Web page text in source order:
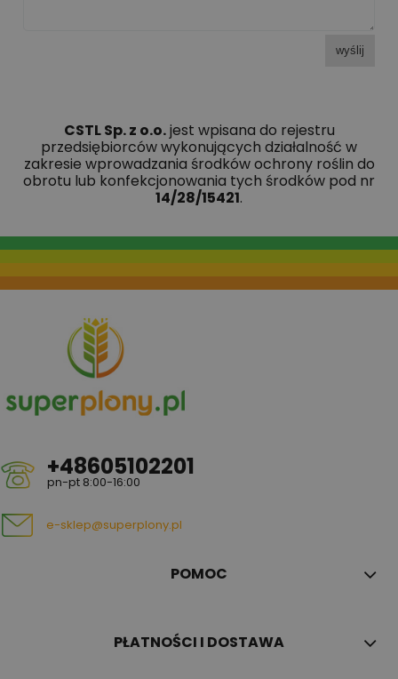
wyślij
CSTL Sp. z o.o.jest wpisana do rejestru
przedsiębiorców wykonujących działalność w
zakresie wprowadzania środków ochrony roślin do
obrotu lub konfekcjonowania tych środków pod nr
14/28/15421.
+48605102201
pn-pt 8:00-16:00
e-sklep@superplony.pl
POMOC
PŁATNOŚCI I DOSTAWA